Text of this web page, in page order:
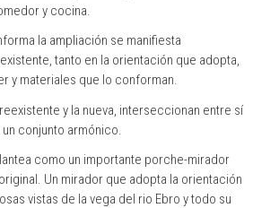
y cocina.
la ampliación se manifiesta
tanto en la orientación que adopta,
y materiales que lo conforman.
y la nueva, interseccionan entre sí
conjunto armónico.
como un importante porche-mirador
Un mirador que adopta la orientación
vistas de la vega del rio Ebro y todo su